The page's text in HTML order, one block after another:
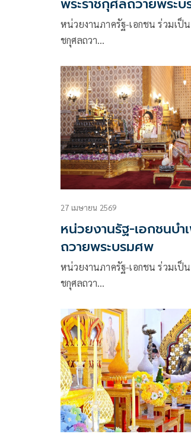
หน่วยงานภาครัฐ-เอกชน ร่วมเป็
ชกุศลถวา…
27 เมษายน 2569
หน่วยงานรัฐ-เอกชนบ
ถวายพระบรมศพ
หน่วยงานภาครัฐ-เอกชน ร่วมเป็
ชกุศลถวา…